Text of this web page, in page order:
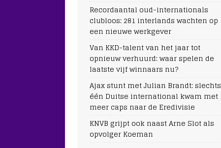
Recordaantal oud-internationals
clubloos: 281 interlands wachten op
een nieuwe werkgever
Van KKD-talent van het jaar tot
opnieuw verhuurd: waar spelen de
laatste vijf winnaars nu?
Ajax stunt met Julian Brandt: slechts
één Duitse international kwam met
meer caps naar de Eredivisie
KNVB grijpt ook naast Arne Slot als
opvolger Koeman